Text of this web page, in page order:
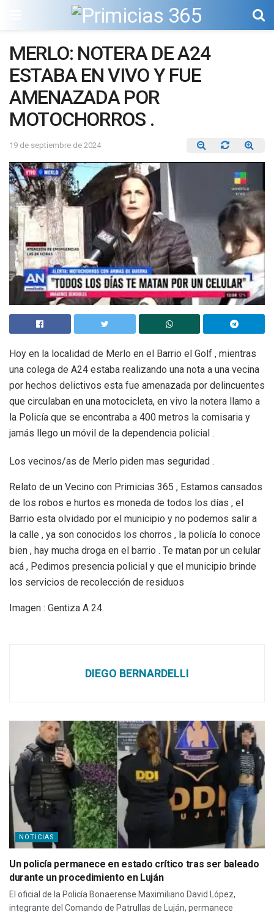
MERLO: NOTERA DE A24
ESTABA EN VIVO Y FUE
AMENAZADA POR
MOTOCHORROS .
19 de septiembre de 2024
Hoy en la localidad de Merlo en el Barrio el Golf , mientras
una colega de A24 estaba realizando una nota a una vecina
por hechos delictivos esta fue amenazada por delincuentes
que circulaban en una motocicleta, en vivo la notera llamo a
la Policía que se encontraba a 400 metros la comisaria y
jamás llego un móvil de la dependencia policial .
Los vecinos/as de Merlo piden mas seguridad .
Relato de un Vecino con Primicias 365 , Estamos cansados
de los robos e hurtos es moneda de todos los días , el
Barrio esta olvidado por el municipio y no podemos salir a
la calle , ya son conocidos los chorros , la policía lo conoce
bien , hay mucha droga en el barrio . Te matan por un celular
acá , Pedimos presencia policial y que el municipio brinde
los servicios de recolección de residuos
Imagen : Gentiza A 24.
DIEGO BERNARDELLI
NOTICIAS
Un policía permanece en estado crítico tras ser baleado
durante un procedimiento en Luján
El oficial de la Policía Bonaerense Maximiliano David López,
integrante del Comando de Patrullas de Luján, permanece